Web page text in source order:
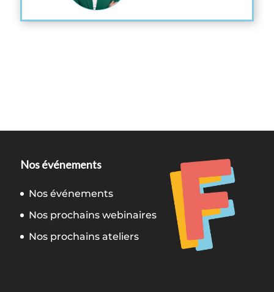
Nos événements
Nos événements
Nos prochains webinaires
Nos prochains ateliers